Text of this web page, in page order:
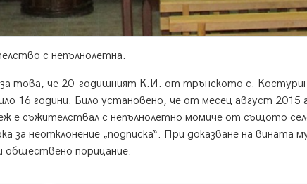
с непълнолетна.
за това, че 20-годишният К.И. от трънското с.
16 години. Било установено, че от месец август 2015
е съжителствал с непълнолетно момиче от същото
за неотклонение „подписка“. При доказване на вината
обществено порицание.